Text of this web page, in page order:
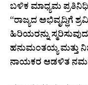
ಬಳಿಕ ಮಾಧ್ಯಮ
“ರಾಜ್ಯದ ಅಭಿವೃದ್ಧಿಗೆ
ಹಿರಿಯರನ್ನು
ಹನುಮಂತಯ್ಯ ಮತ್ತು
ನಾಯಕರ ಆಡಳಿತ ನಮಗೆ